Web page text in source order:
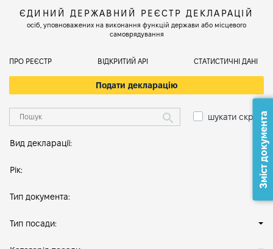
ЄДИНИЙ ДЕРЖАВНИЙ РЕЄСТР ДЕКЛАРАЦІЙ
осіб, уповноважених на виконання функцій держави або місцевого
самоврядування
ПРО РЕЄСТР ВІДКРИТИЙ АРІ СТАТИСТИЧНІ ДАНІ
Подати декларацію
шукати скрізь
Вид декларації:
Рік:
Тип документа:
Тип посади:
Зміст документа